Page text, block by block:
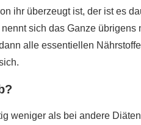
ihr überzeugt ist, der ist es
sich das Ganze übrigens
alle essentiellen
weniger als bei andere